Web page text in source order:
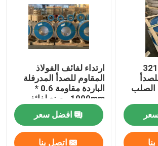
للصدأ 304 لتر
للصدأ المدرفلة على البارد
للصدأ 301
0.2 مم 232 مم 321
الصلب
ارتداء لفائف الفولاذ
المقاوم للصدأ المدرفلة
الباردة مقاومة 0.6 *
1000mm مصنع لفائف
الفولاذ المقاوم للصدأ
افضل سعر
اتصل بنا